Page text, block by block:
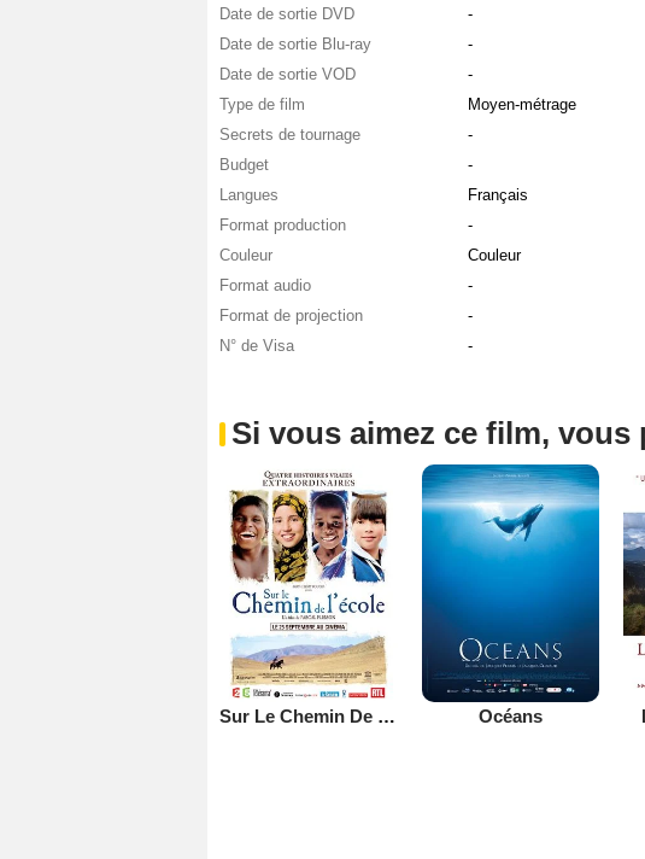
Date de sortie DVD
-
Date de sortie Blu-ray
-
Date de sortie VOD
-
Type de film
Moyen-métrage
Secrets de tournage
-
Budget
-
Langues
Français
Format production
-
Couleur
Couleur
Format audio
-
Format de projection
-
N° de Visa
-
Si vous aimez ce film, vous
Sur Le Chemin De L'école Océans